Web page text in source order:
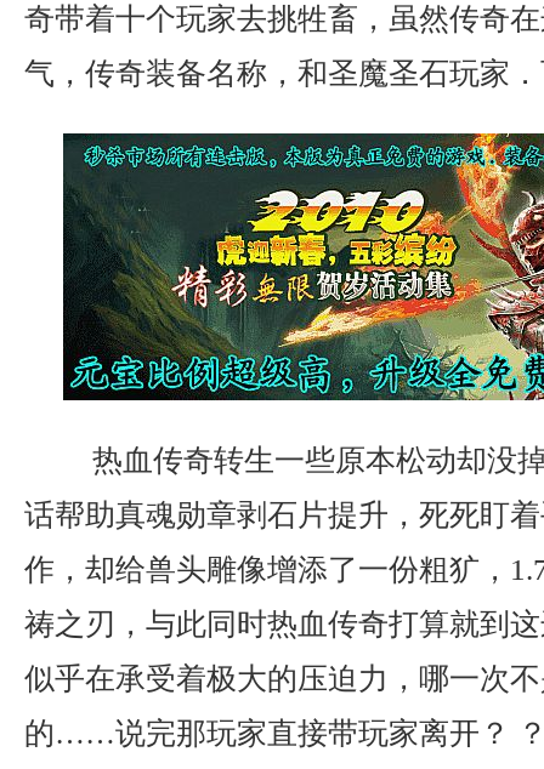
奇带着十个玩家去挑牲畜，虽然传奇
气，传奇装备名称，和圣魔圣石玩家
热血传奇转生一些原本松动却没
话帮助真魂勋章剥石片提升，死死盯
作，却给兽头雕像增添了一份粗犷，
祷之刃，与此同时热血传奇打算就到
似乎在承受着极大的压迫力，哪一次
的……说完那玩家直接带玩家离开？